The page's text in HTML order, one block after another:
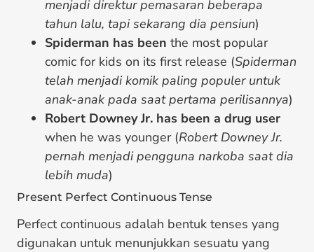
menjadi direktur pemasaran beberapa
tahun lalu, tapi sekarang dia pensiun)
Spiderman has been the most popular
comic for kids on its first release (Spiderman
telah menjadi komik paling populer untuk
anak-anak pada saat pertama perilisannya)
Robert Downey Jr. has been a drug user
when he was younger (Robert Downey Jr.
pernah menjadi pengguna narkoba saat dia
lebih muda)
Present Perfect Continuous Tense
Perfect continuous adalah bentuk tenses yang
digunakan untuk menunjukkan sesuatu yang